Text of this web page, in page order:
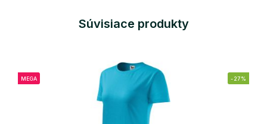
Súvisiace produkty
MEGA -27%